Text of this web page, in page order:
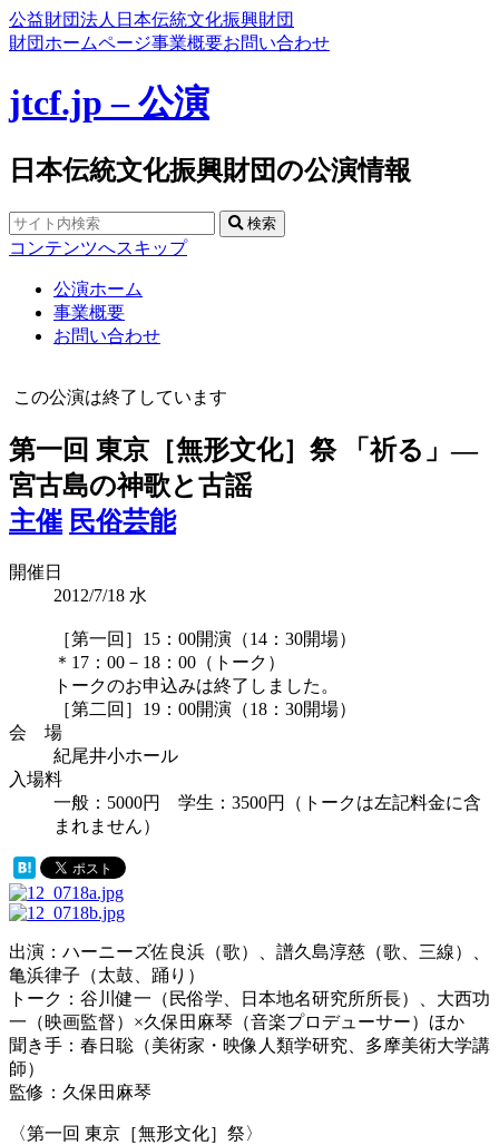
公益財団法人日本伝統文化振興財団
財団ホームページ事業概要お問い合わせ
jtcf.jp – 公演
日本伝統文化振興財団の公演情報
検索
コンテンツへスキップ
公演ホーム
事業概要
お問い合わせ
この公演は終了しています
第一回 東京［無形文化］祭 「祈る」―
宮古島の神歌と古謡
主催 民俗芸能
開催日
2012/7/18 水
［第一回］15：00開演（14：30開場）
＊17：00－18：00（トーク）
トークのお申込みは終了しました。
［第二回］19：00開演（18：30開場）
会 場
紀尾井小ホール
入場料
一般：5000円 学生：3500円（トークは左記料金に含
まれません）
出演：ハーニーズ佐良浜（歌）、譜久島淳慈（歌、三線）、
亀浜律子（太鼓、踊り）
トーク：谷川健一（民俗学、日本地名研究所所長）、大西功
一（映画監督） ×久保田麻琴（音楽プロデューサー）ほか
聞き手：春日聡（美術家・映像人類学研究、多摩美術大学講
師）
監修：久保田麻琴
〈第一回 東京［無形文化］祭〉